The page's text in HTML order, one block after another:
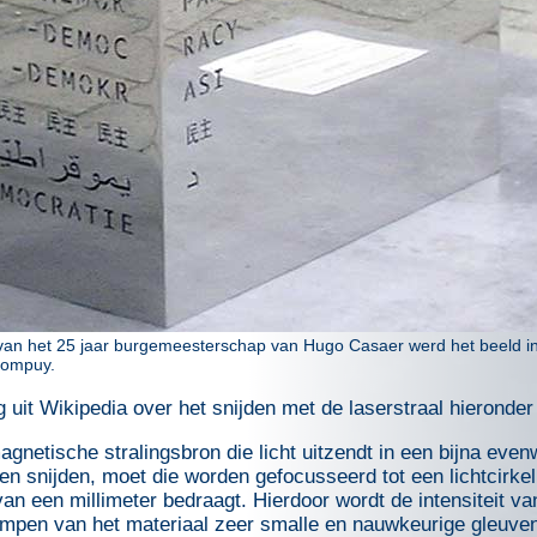
het 25 jaar burgemeesterschap van Hugo Casaer werd het beeld
uit Wikipedia over het snijden met de laserstraal
stralingsbron die licht uitzendt in een bijna
snijden, moet die worden gefocusseerd tot een
een millimeter bedraagt. Hierdoor wordt de intensiteit
van het materiaal zeer smalle en nauwkeurige